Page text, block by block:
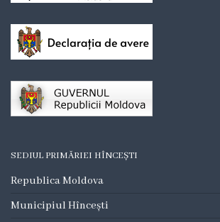
Deciziile
consiliului
Regulamente
Verbale
Dezvoltare
SEDIUL PRIMĂRIEI HÎNCEȘTI
Republica Moldova
Municipiul Hîncești